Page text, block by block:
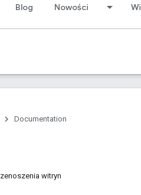
Blog Nowości
Documentation
witryn